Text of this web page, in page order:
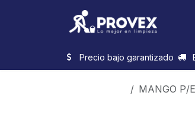
Precio bajo garantizado
MANGO P/